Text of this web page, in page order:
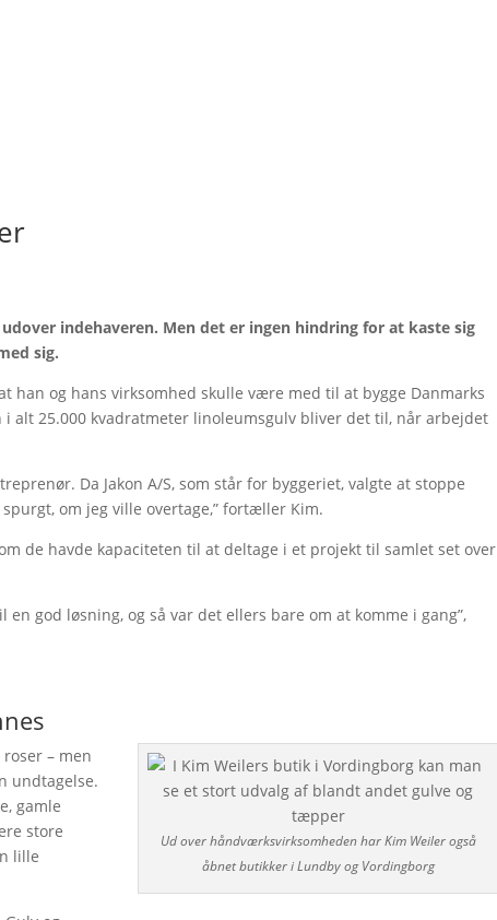
indehaveren. Men det er ingen hindring for at kaste sig
sig.
han og hans virksomhed skulle være med til at bygge Danmarks
alt 25.000 kvadratmeter linoleumsgulv bliver det til, når arbejdet
Da Jakon A/S, som står for byggeriet, valgte at stoppe
om jeg ville overtage,” fortæller Kim.
de havde kapaciteten til at deltage i et projekt til samlet set over
god løsning, og så var det ellers bare om at komme i gang”,
Ud over håndværksvirksomheden har Kim Weiler også
åbnet butikker i Lundby og Vordingborg
– men
undtagelse.
gamle
store
lille